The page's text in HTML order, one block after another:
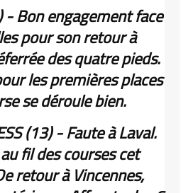
- Bon engagement face
pour son retour à
des quatre pieds.
les premières places
se déroule bien.
(13) - Faute à Laval.
fil des courses cet
retour à Vincennes,